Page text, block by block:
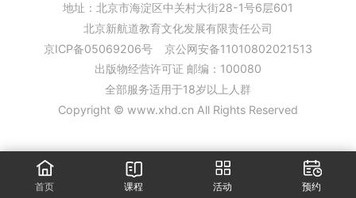
地址：北京市海淀区中关村大街28-1号6层601
北京新航道教育文化发展有限责任公司
京ICP备05069206号
京公网安备11010802021513
出版物经营许可证 邮编：100080
全部服务适用于18岁以上人群
Copyright © www.xhd.cn All Rights Reserved
首页 课程 活动 预约